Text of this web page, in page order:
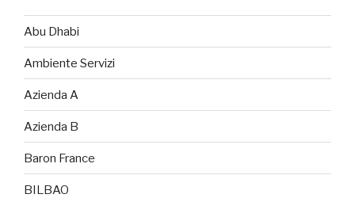
Abu Dhabi
Ambiente Servizi
Azienda A
Azienda B
Baron France
BILBAO